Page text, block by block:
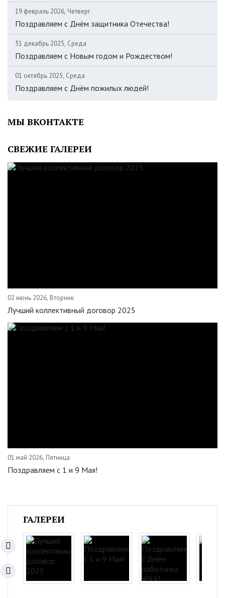
19 февраль 2026, Четверг
Поздравляем с Днём защитника Отечества!
31 декабрь 2025, Среда
Поздравляем с Новым годом и Рождеством!
01 октябрь 2025, Среда
Поздравляем с Днём пожилых людей!
МЫ ВКОНТАКТЕ
СВЕЖИЕ ГАЛЕРЕИ
02 июнь 2026, Вторник
Лучший коллективный договор 2025
01 май 2026, Пятница
Поздравляем c 1 и 9 Мая!
ГАЛЕРЕИ